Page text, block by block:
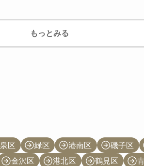
もっとみる
泉区 緑区 港南区 磯子区
金沢区 港北区 鶴見区